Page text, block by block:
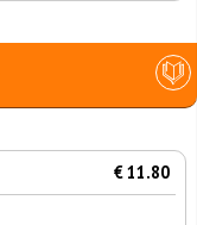
€ 11.80